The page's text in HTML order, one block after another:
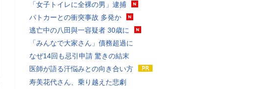
「女子トイレに全裸の男」逮捕
パトカーとの衝突事故 多発か
逃亡中の八田與一容疑者 30歳に
「みんなで大家さん」債務超過に
なぜ14回も忌引申請 驚きの結末
医師が語る汗悩みとの向き合い方
寿美花代さん、乗り越えた悲劇